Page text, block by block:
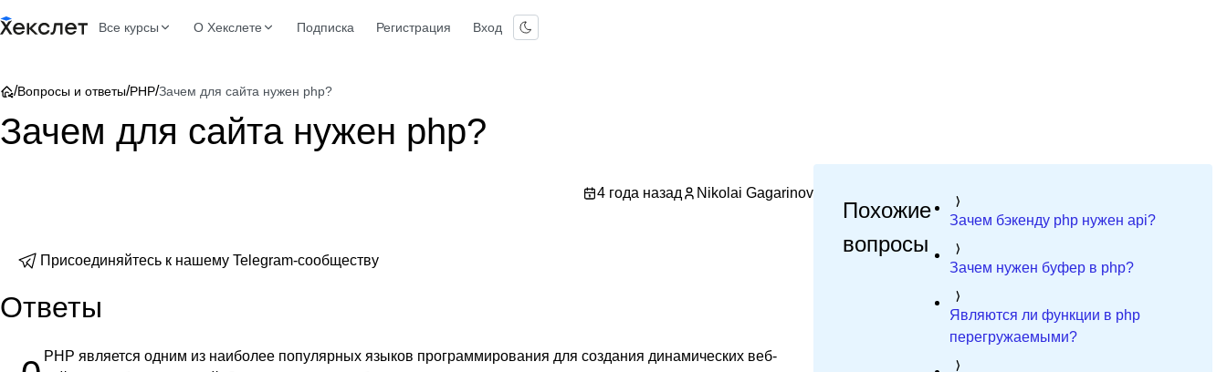
Все курсы О Хекслете Подписка Регистрация Вход
/Вопросы и ответы/PHP/Зачем для сайта нужен php?
Зачем для сайта нужен php?
4 года назад Nikolai Gagarinov
Присоединяйтесь к нашему Telegram-сообществу
Ответы
PHP является одним из наиболее популярных языков программирования для создания динамических веб-
Похожие
вопросы
Зачем бэкенду php нужен api?
Зачем нужен буфер в php?
Являются ли функции в php
перегружаемыми?